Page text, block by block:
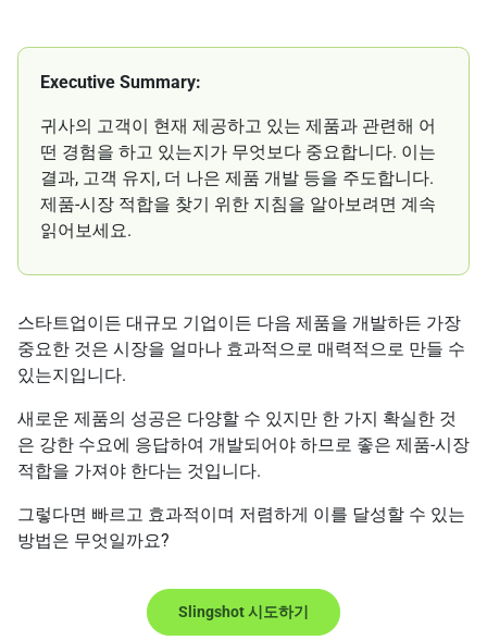
Executive Summary:
귀사의 고객이 현재 제공하고 있는 제품과 관련해 어
떤 경험을 하고 있는지가 무엇보다 중요합니다. 이는
결과, 고객 유지, 더 나은 제품 개발 등을 주도합니다.
제품-시장 적합을 찾기 위한 지침을 알아보려면 계속
읽어보세요.
스타트업이든 대규모 기업이든 다음 제품을 개발하든 가장
중요한 것은 시장을 얼마나 효과적으로 매력적으로 만들 수
있는지입니다.
새로운 제품의 성공은 다양할 수 있지만 한 가지 확실한 것
은 강한 수요에 응답하여 개발되어야 하므로 좋은 제품-시장
적합을 가져야 한다는 것입니다.
그렇다면 빠르고 효과적이며 저렴하게 이를 달성할 수 있는
방법은 무엇일까요?
Slingshot 시도하기